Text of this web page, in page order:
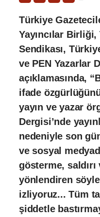
Türkiye
Yayıncılar
Sendikası,
ve PEN Yazarlar
açıklamasında,
ifade
yayın ve yazar
Dergisi’nde
nedeniyle son
ve sosyal
gösterme,
yönlendiren
izliyoruz... Tüm
şiddetle